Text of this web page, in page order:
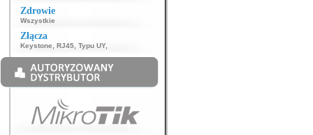
Zdrowie
Wszystkie
Złącza
Keystone RJ45 Typu UY,